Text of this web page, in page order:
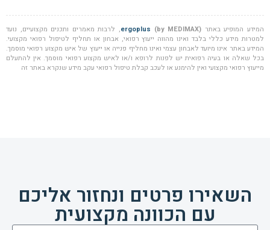
המידע המופיע באתר ergoplus (by MEDIMAX)
, לרבות מאמרים ותכנים מקצועיים, נועד
למטרות מידע כללי בלבד ואינו מהווה ייעוץ רפואי, אבחון או תחליף לטיפול רפואי מקצועי.
המידע באתר אינו מיועד לאבחון עצמי ואינו מחליף פנייה או ייעוץ של איש מקצוע רפואי מוסמך.
בכל שאלה או בעיה רפואית יש לפנות לרופא ו/או לאיש מקצוע רפואי מוסמך. אין להתעלם
מייעוץ רפואי מקצועי ואין להימנע או לעכב קבלת טיפול רפואי עקב מידע שנקרא באתר זה
השאירו פרטים ונחזור אליכם
עם הכוונה מקצועית